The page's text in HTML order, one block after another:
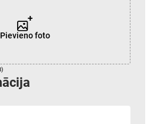
PIEVIENO FOTO
Pievieno foto